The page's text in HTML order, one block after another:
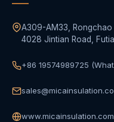
A309-AM33,
4028 Jintian Road,
+86 19574989725
www.micainsulation.com